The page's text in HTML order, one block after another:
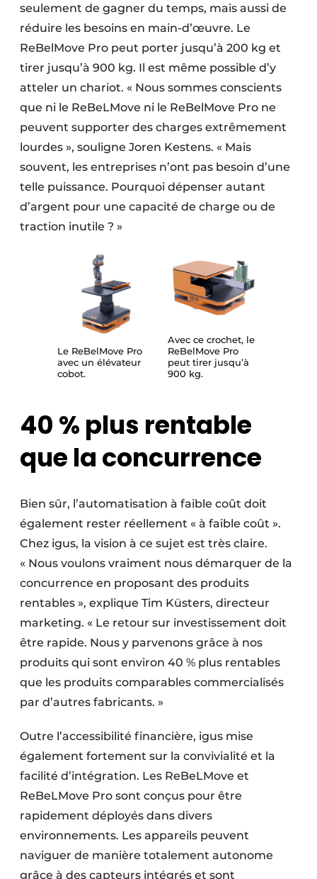
seulement de gagner du temps, mais aussi de
réduire les besoins en main-d’œuvre. Le
ReBelMove Pro peut porter jusqu’à 200 kg et
tirer jusqu’à 900 kg. Il est même possible d’y
atteler un chariot. « Nous sommes conscients
que ni le ReBeLMove ni le ReBelMove Pro ne
peuvent supporter des charges extrêmement
lourdes », souligne Joren Kestens. « Mais
souvent, les entreprises n’ont pas besoin d’une
telle puissance. Pourquoi dépenser autant
d’argent pour une capacité de charge ou de
traction inutile ? »
Le ReBelMove Pro
avec un élévateur
cobot.
Avec ce crochet, le
ReBelMove Pro
peut tirer jusqu’à
900 kg.
40 % plus rentable
que la concurrence
Bien sûr, l’automatisation à faible coût doit
également rester réellement « à faible coût ».
Chez igus, la vision à ce sujet est très claire.
« Nous voulons vraiment nous démarquer de la
concurrence en proposant des produits
rentables », explique Tim Küsters, directeur
marketing. « Le retour sur investissement doit
être rapide. Nous y parvenons grâce à nos
produits qui sont environ 40 % plus rentables
que les produits comparables commercialisés
par d’autres fabricants. »
Outre l’accessibilité financière, igus mise
également fortement sur la convivialité et la
facilité d’intégration. Les ReBeLMove et
ReBeLMove Pro sont conçus pour être
rapidement déployés dans divers
environnements. Les appareils peuvent
naviguer de manière totalement autonome
grâce à des capteurs intégrés et sont